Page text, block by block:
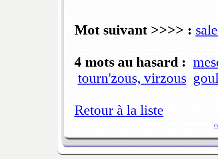
Mot suivant >>>> :
4 mots au hasard :
tourn'zous, virzous
Retour à la liste